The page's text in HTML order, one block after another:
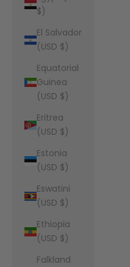
$)
El Salvador
(USD $)
Equatorial
Guinea
(USD $)
Eritrea
(USD $)
Estonia
(USD $)
Eswatini
(USD $)
Ethiopia
(USD $)
Falkland